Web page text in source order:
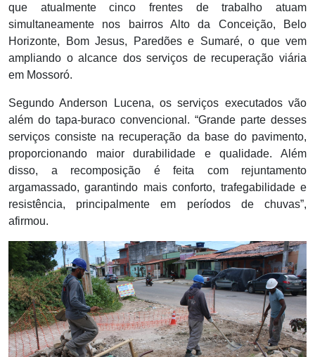
que atualmente cinco frentes de trabalho atuam
simultaneamente nos bairros Alto da Conceição, Belo
Horizonte, Bom Jesus, Paredões e Sumaré, o que vem
ampliando o alcance dos serviços de recuperação viária
em Mossoró.
Segundo Anderson Lucena, os serviços executados vão
além do tapa-buraco convencional. “Grande parte desses
serviços consiste na recuperação da base do pavimento,
proporcionando maior durabilidade e qualidade. Além
disso, a recomposição é feita com rejuntamento
argamassado, garantindo mais conforto, trafegabilidade e
resistência, principalmente em períodos de chuvas”,
afirmou.